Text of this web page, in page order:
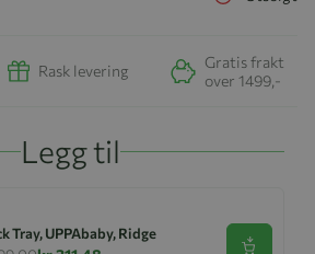
Rask levering
Gratis frakt
over 1499,-
Legg til
Tray, UPPAbaby, Ridge